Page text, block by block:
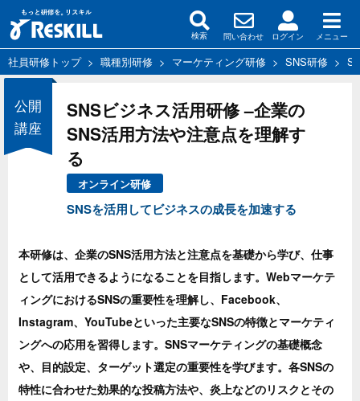
検索 問い合わせ ログイン メニュー
社員研修トップ> 職種別研修 > マーケティング研修 > SNS研修 >
SNSビジネス活用研修 –企業の
SNS活用方法や注意点を理解す
る
オンライン研修
SNSを活用してビジネスの成長を加速する
公開
講座
本研修は、企業のSNS活用方法と注意点を基礎から学び、仕事
として活用できるようになることを目指します。Webマーケテ
ィングにおけるSNSの重要性を理解し、Facebook、
Instagram、YouTubeといった主要なSNSの特徴とマーケティ
ングへの応用を習得します。SNSマーケティングの基礎概念
や、目的設定、ターゲット選定の重要性を学びます。各SNSの
特性に合わせた効果的な投稿方法や、炎上などのリスクとその